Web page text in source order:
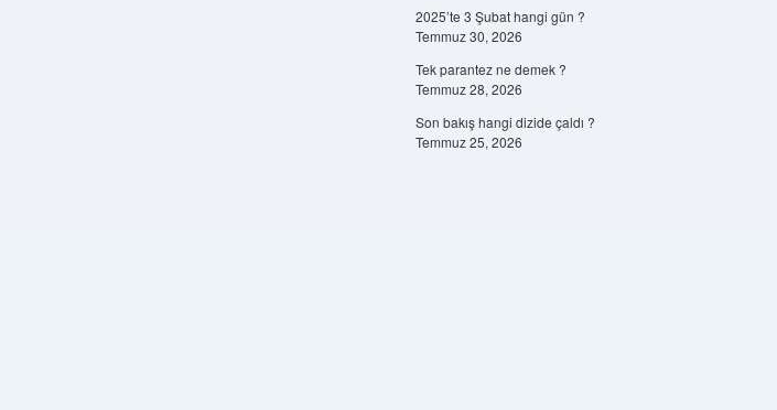
2025’te 3 Şubat hangi gün ?
Temmuz 30, 2026
Tek parantez ne demek ?
Temmuz 28, 2026
Son bakış hangi dizide çaldı ?
Temmuz 25, 2026